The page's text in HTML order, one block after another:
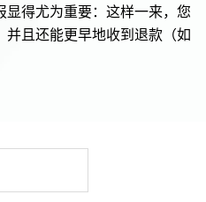
得尤为重要：这样一来，您
且还能更早地收到退款（如